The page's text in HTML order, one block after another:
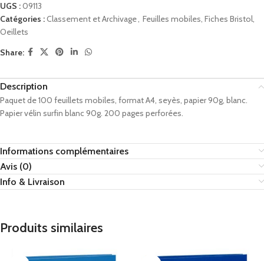
UGS :09113
Catégories :Classement et Archivage, Feuilles mobiles, Fiches Bristol,
Oeillets
Share:
Description
Paquet de 100 feuillets mobiles, format A4, seyès, papier 90g, blanc.
Papier vélin surfin blanc 90g. 200 pages perforées.
Informations complémentaires
Avis (0)
Info & Livraison
Produits similaires